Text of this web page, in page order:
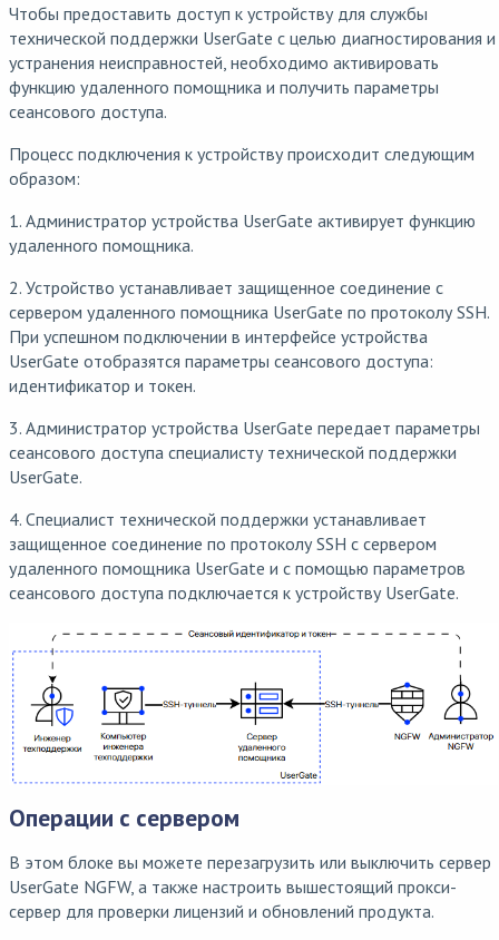
Чтобы предоставить доступ к устройству для службы
технической поддержки UserGate с целью диагностирования и
устранения неисправностей, необходимо активировать
функцию удаленного помощника и получить параметры
сеансового доступа.
Процесс подключения к устройству происходит следующим
образом:
1. Администратор устройства UserGate активирует функцию
удаленного помощника.
2. Устройство устанавливает защищенное соединение с
сервером удаленного помощника UserGate по протоколу SSH.
При успешном подключении в интерфейсе устройства
UserGate отобразятся параметры сеансового доступа:
идентификатор и токен.
3. Администратор устройства UserGate передает параметры
сеансового доступа специалисту технической поддержки
UserGate.
4. Специалист технической поддержки устанавливает
защищенное соединение по протоколу SSH с сервером
удаленного помощника UserGate и с помощью параметров
сеансового доступа подключается к устройству UserGate.
Операции с сервером
В этом блоке вы можете перезагрузить или выключить сервер
UserGate NGFW, а также настроить вышестоящий прокси-
сервер для проверки лицензий и обновлений продукта.